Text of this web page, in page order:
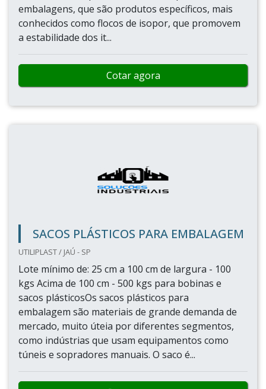
Cotar agora
BOLSAS DE AR PARA EMBALAGENS
em caixas é frequentemente utilizado pelas
pessoas, indústrias e empresas que necessitam
desse serviço. E, para isso, estes precisam garantir
a proteção dos itens transportados e isso pode ser
feito com a compra de bolsas de ar para
embalagens, que são produtos específicos, mais
conhecidos como flocos de isopor, que promovem
a estabilidade dos it...
Cotar agora